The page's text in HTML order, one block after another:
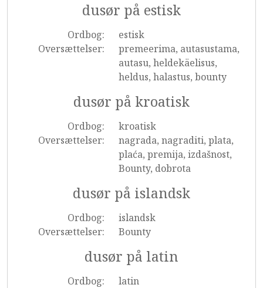
dusør på estisk
Ordbog:
estisk
Oversættelser:
premeerima, autasustama,
autasu, heldekäelisus,
heldus, halastus, bounty
dusør på kroatisk
Ordbog:
kroatisk
Oversættelser:
nagrada, nagraditi, plata,
plaća, premija, izdašnost,
Bounty, dobrota
dusør på islandsk
Ordbog:
islandsk
Oversættelser:
Bounty
dusør på latin
Ordbog:
latin